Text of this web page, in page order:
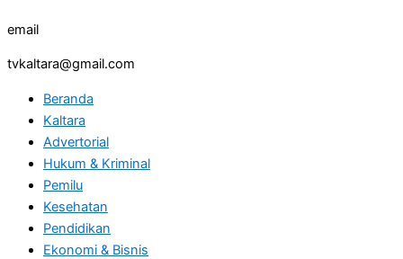
email
tvkaltara@gmail.com
Beranda
Kaltara
Advertorial
Hukum & Kriminal
Pemilu
Kesehatan
Pendidikan
Ekonomi & Bisnis